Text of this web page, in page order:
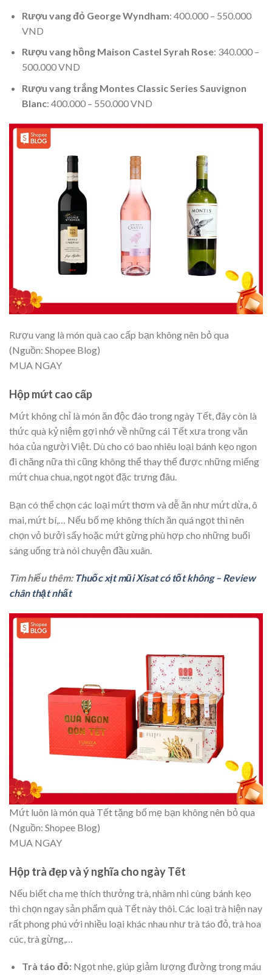
Rượu vang đỏ George Wyndham: 400.000 – 550.000
VND
Rượu vang hồng Maison Castel Syrah Rose: 340.000 –
500.000 VND
Rượu vang trắng Montes Classic Series Sauvignon
Blanc: 400.000 – 550.000 VND
Rượu vang là món quà cao cấp bạn không nên bỏ qua
(Nguồn: Shopee Blog)
MUA NGAY
Hộp mứt cao cấp
Mứt không chỉ là món ăn độc đáo trong ngày Tết, đây còn là
thức quà kỷ niệm gợi nhớ về những cái Tết xưa trong văn
hóa của người Việt. Dù cho có bao nhiêu loại bánh kẹo ngon
đi chăng nữa thì cũng không thể thay thế được những miếng
mứt chua chua, ngọt ngọt đặc trưng đâu.
Bạn có thể chọn các loại mứt thơm và dễ ăn như mứt dừa, ô
mai, mứt bí,… Nếu bố mẹ không thích ăn quá ngọt thì nên
chọn vỏ bưởi sấy hoặc mứt gừng phù hợp cho những buổi
sáng uống trà nói chuyện đầu xuân.
Tìm hiểu thêm: Thuốc xịt mũi Xisat có tốt không – Review
chân thật nhất
Mứt luôn là món quà Tết tặng bố mẹ bạn không nên bỏ qua
(Nguồn: Shopee Blog)
MUA NGAY
Hộp trà đẹp và ý nghĩa cho ngày Tết
Nếu biết cha mẹ thích thưởng trà, nhâm nhi cùng bánh kẹo
thì chọn ngay sản phẩm quà Tết này thôi. Các loại trà hiện nay
rất phong phú với nhiều loại khác nhau như trà táo đỏ, trà hoa
cúc, trà gừng,…
Trà táo đỏ:Ngọt nhẹ, giúp giảm lượng đường trong máu